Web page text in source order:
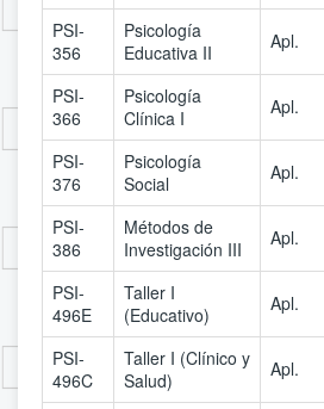
PSI-
356
Psicología
Educativa II
Apl.
PSI-
366
Psicología
Clínica I
Apl.
PSI-
376
Psicología
Social
Apl.
PSI-
386
Métodos de
Investigación III
Apl.
PSI-
496E
Taller I
(Educativo)
Apl.
PSI-
496C
Taller I (Clínico y
Salud)
Apl.